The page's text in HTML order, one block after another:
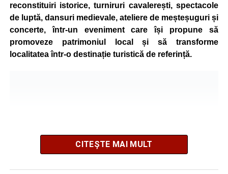
reconstituiri istorice, turniruri cavalerești, spectacole
de luptă, dansuri medievale, ateliere de meșteșuguri și
concerte, într-un eveniment care își propune să
promoveze patrimoniul local și să transforme
localitatea într-o destinație turistică de referință.
CITEȘTE MAI MULT